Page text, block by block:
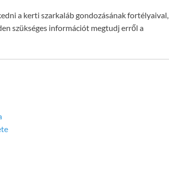
a kerti szarkaláb gondozásának fortélyaival,
szükséges információt megtudj erről a